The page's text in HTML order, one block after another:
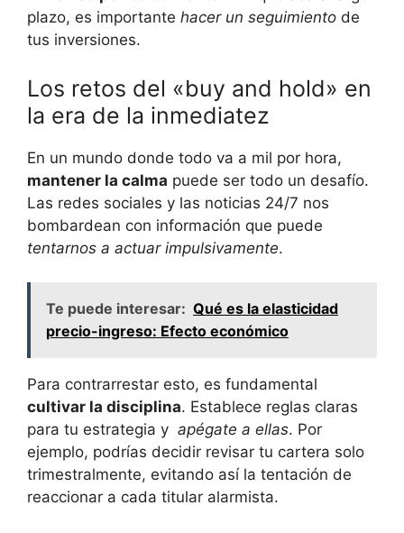
plazo, es importante hacer un⁢ seguimiento de
tus inversiones.
Los retos del «buy and hold» en
la era de la inmediatez
En un mundo donde todo va a mil por⁢ hora,
mantener la calma puede ser todo⁣ un desafío.
Las redes sociales y las noticias 24/7 nos
bombardean con información ⁢que puede
tentarnos ​a actuar impulsivamente.
Te puede interesar: Qué es la elasticidad
precio-ingreso: Efecto económico
Para contrarrestar esto, es fundamental
cultivar la disciplina. Establece reglas claras
para tu estrategia y ⁢ apégate a ellas.⁢ Por
ejemplo, podrías decidir revisar tu cartera solo
trimestralmente, ‌evitando así la tentación ‌de
reaccionar a cada titular alarmista.